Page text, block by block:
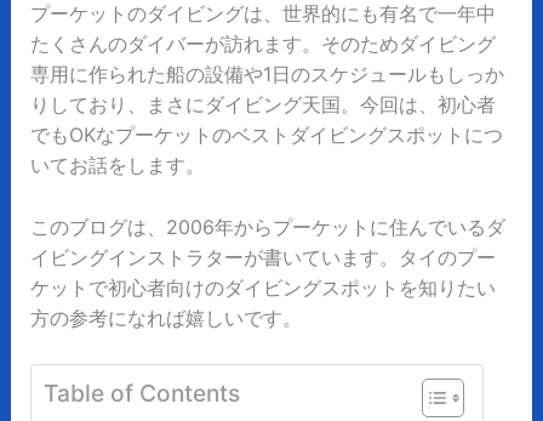
プーケットのダイビングは、世界的にも有名で一年中
たくさんのダイバーが訪れます。そのためダイビング
専用に作られた船の設備や1日のスケジュールもしっか
りしており、まさにダイビング天国。今回は、初心者
でもOKなプーケットのベストダイビングスポットにつ
いてお話をします。
このブログは、 2006年からプーケットに住んでいるダ
イビングインストラターが書いています。タイのプー
ケットで初心者向けのダイビングスポットを知りたい
方の参考になれば嬉しいです。
Table of Contents